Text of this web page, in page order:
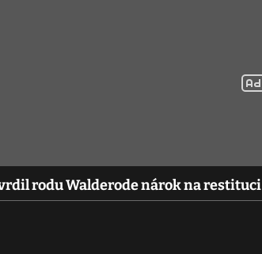
rodu Walderode nárok na restituci